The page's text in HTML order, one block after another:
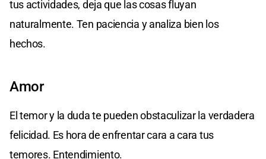
tus actividades, deja que las cosas fluyan
naturalmente. Ten paciencia y analiza bien los
hechos.
Amor
El temor y la duda te pueden obstaculizar la verdadera
felicidad. Es hora de enfrentar cara a cara tus
temores. Entendimiento.